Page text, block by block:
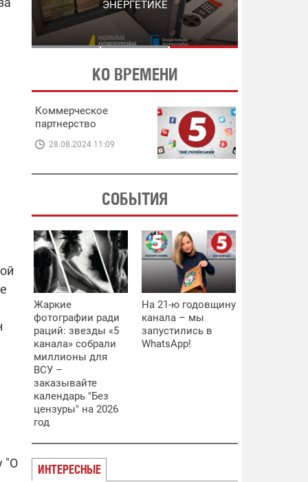
"О
В ЭНЕРГЕТИКЕ
ЭНЕРГЕТИКЕ
КО ВРЕМЕНИ
Коммерческое
партнерство
28.08.2024 11:09
СОБЫТИЯ
Жаркие
фотографии ради
раций: звезды «5
канала» собрали
миллионы для
ВСУ –
заказывайте
календарь "Без
цензуры" на 2026
год
На 21-ю годовщину
канала – мы
запустились в
WhatsApp!
ИНТЕРЕСНЫЕ